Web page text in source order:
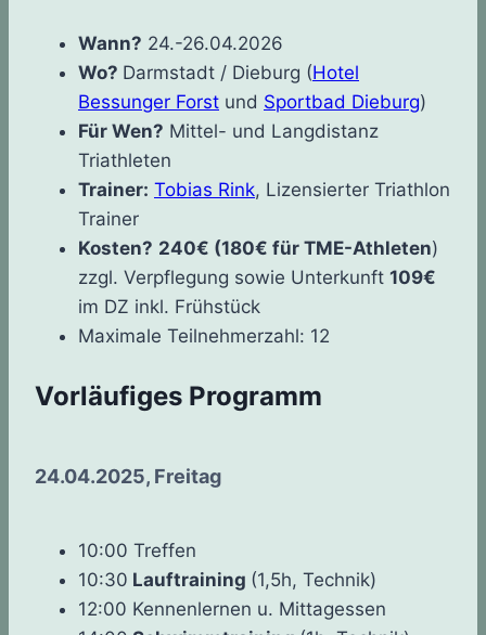
Wann? 24.-26.04.2026
Wo? Darmstadt / Dieburg (Hotel
Bessunger Forst und Sportbad Dieburg)
Für Wen? Mittel- und Langdistanz
Triathleten
Trainer: Tobias Rink, Lizensierter Triathlon
Trainer
Kosten? 240€ (180€ für TME-Athleten)
zzgl. Verpflegung sowie Unterkunft 109€
im DZ inkl. Frühstück
Maximale Teilnehmerzahl: 12
Vorläufiges Programm
24.04.2025, Freitag
10:00 Treffen
10:30 Lauftraining (1,5h, Technik)
12:00 Kennenlernen u. Mittagessen